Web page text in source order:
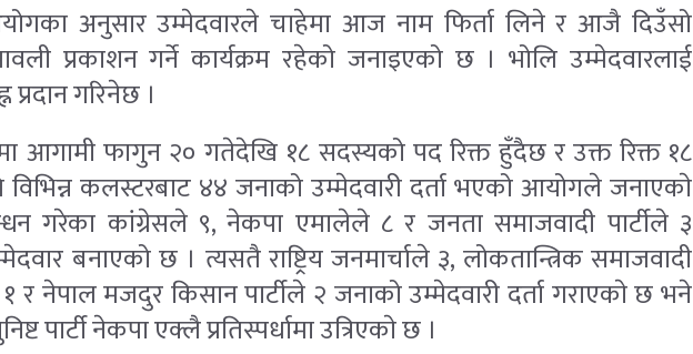
अनुसार उम्मेदवारले चाहेमा आज नाम फिर्ता लिने र आजै दिउँसो
प्रकाशन गर्ने कार्यक्रम रहेको जनाइएको छ । भोलि उम्मेदवारलाई
प्रदान गरिनेछ ।
आगामी फागुन २० गतेदेखि १८ सदस्यको पद रिक्त हुँदैछ र उक्त रिक्त १८
कलस्टरबाट ४४ जनाको उम्मेदवारी दर्ता भएको आयोगले जनाएकाे
गरेका कांग्रेसले ९, नेकपा एमालेले ८ र जनता समाजवादी पार्टीले ३
बनाएको छ । त्यसतै राष्ट्रिय जनमार्चाले ३, लोकतान्त्रिक समाजवादी
१ र नेपाल मजदुर किसान पार्टीले २ जनाको उम्मेदवारी दर्ता गराएकाे छ भने
पार्टी नेकपा एक्लै प्रतिस्पर्धामा उत्रिएकाे छ ।